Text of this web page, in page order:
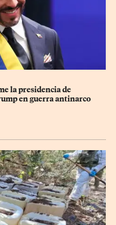
la presidencia de
en guerra antinarco